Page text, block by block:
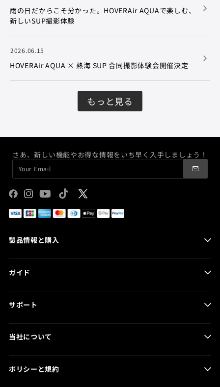
雨の日だからこそ分かった。HOVERAir AQUAで楽しむ、
新しいSUP撮影体験
2026.06.15
HOVERAir AQUA × 熱海 SUP 合同撮影体験会開催決定
もっと見る
さあ、新しい機能やお得な情報をいち早く入手しましょう！
Facebook
Instagram
YouTubeTikTok
X
(Twitter)
製品情報と購入
HOVERAir X1 Smart
HOVERAir X1 PRO & PROMAX
HOVERCare
ガイド
プログ記事
サポート
バッテリーケア
HOVER App
注文の追跡
当社について
ニュース
ポリシーと規約